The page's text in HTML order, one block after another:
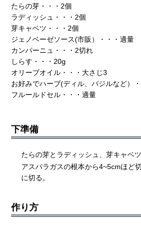
たらの芽・・・2個
ラディッシュ・・・2個
芽キャベツ・・・2個
ジェノベーゼソース(市販）・・・適量
カンパーニュ・・・2切れ
しらす・・・20g
オリーブオイル・・・大さじ3
お好みでハーブ(ディル、バジルなど）
フルールドセル・・・適量
下準備
たらの芽とラディッシュ、芽キャベ
アスパラガスの根本から4~5cmほど
に切る。
作り方